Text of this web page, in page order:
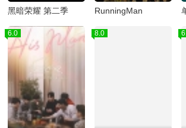
黑暗荣耀 第二季 RunningMan
6.0 8.0